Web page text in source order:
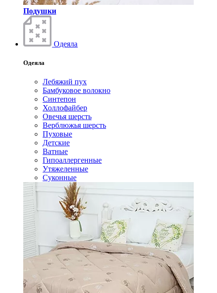
Подушки
Одеяла
Одеяла
Лебяжий пух
Бамбуковое волокно
Синтепон
Холлофайбер
Овечья шерсть
Верблюжья шерсть
Пуховые
Детские
Ватные
Гипоаллергенные
Утяжеленные
Суконные